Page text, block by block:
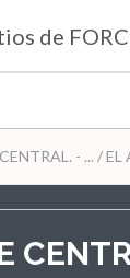
de
- ... / EL